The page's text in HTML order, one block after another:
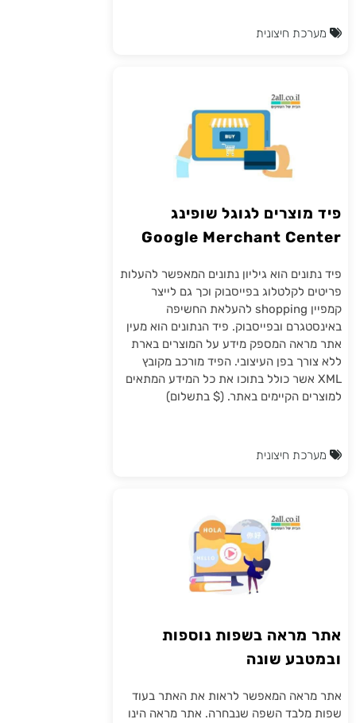
מערכת חיצונית
פיד מוצרים לגוגל שופינג
Google Merchant Center
פיד נתונים הוא גיליון נתונים המאפשר להעלות
פריטים לקלטלוג בפייסבוק וכך גם לייצר
קמפיין shopping להעלאת החשיפה
באינסטגרם ובפייסבוק. פיד הנתונים הוא מעין
אתר מראה המספק מידע על המוצרים בארת
ללא צורך בפן העיצובי. הפיד מורכב מקובץ
XML אשר כולל בתוכו את כל המידע המתאים
למוצרים הקיימים באתר. ($ בתשלום)
מערכת חיצונית
אתר מראה בשפות נוספות
ובמטבע שונה
אתר מראה המאפשר לראות את האתר בעוד
שפות מלבד השפה שנבחרה. אתר מראה הינו